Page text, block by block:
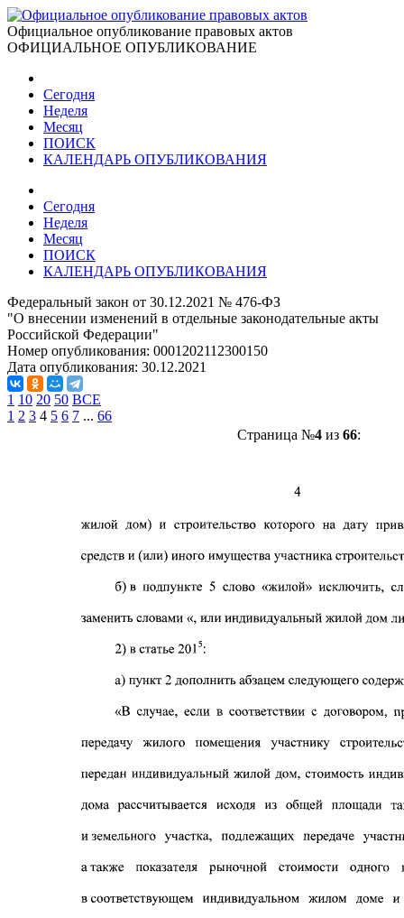
Официальное опубликование правовых актов
ОФИЦИАЛЬНОЕ ОПУБЛИКОВАНИЕ
Сегодня
Неделя
Месяц
ПОИСК
КАЛЕНДАРЬ ОПУБЛИКОВАНИЯ
Сегодня
Неделя
Месяц
ПОИСК
КАЛЕНДАРЬ ОПУБЛИКОВАНИЯ
Федеральный закон от 30.12.2021 № 476-ФЗ
"О внесении изменений в отдельные законодательные акты
Российской Федерации"
Номер опубликования: 0001202112300150
Дата опубликования: 30.12.2021
1 10 20 50 ВСЕ
1 2 3 4 5 6 7 ... 66
Страница №4из 66: